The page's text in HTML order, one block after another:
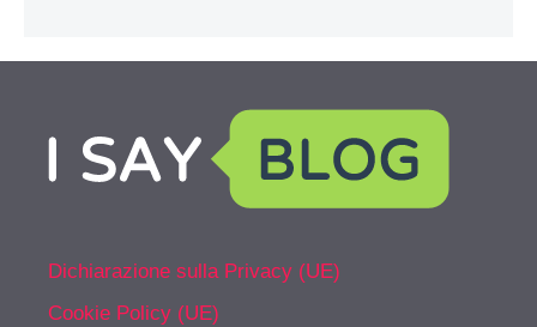
Dichiarazione sulla Privacy (UE)
Cookie Policy (UE)